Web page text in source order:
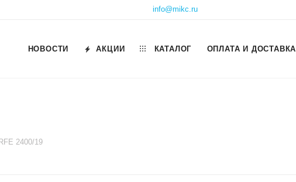
info@mikc.ru
НОВОСТИ АКЦИИ КАТАЛОГ ОПЛАТА И ДОСТАВКА
RFE 2400/19